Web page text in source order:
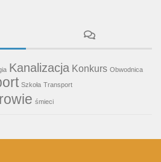
Kanalizacja Konkurs Obwodnica
Szkoła Transport
śmieci